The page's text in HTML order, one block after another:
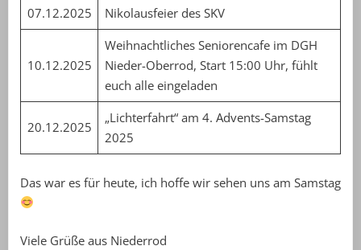
07.12.2025
Nikolausfeier des SKV
10.12.2025
Weihnachtliches Seniorencafe im DGH
Nieder-Oberrod, Start 15:00 Uhr, fühlt
euch alle eingeladen
20.12.2025
„Lichterfahrt“ am 4. Advents-Samstag
2025
Das war es für heute, ich hoffe wir sehen uns am Samstag
Viele Grüße aus Niederrod